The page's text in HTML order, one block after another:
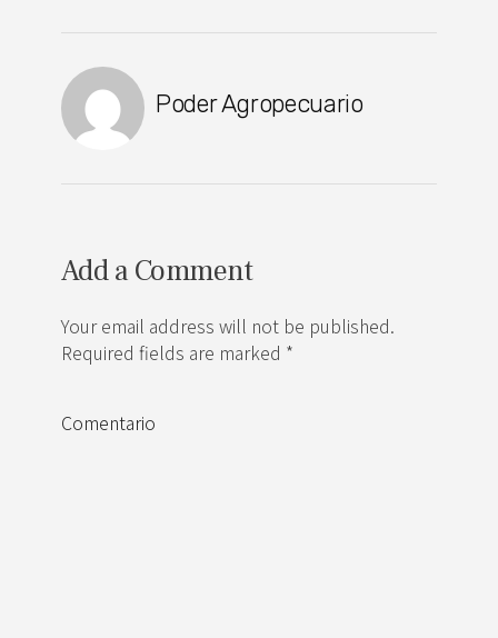
Poder Agropecuario
Add a Comment
Your email address will not be published.
Required fields are marked *
Comentario